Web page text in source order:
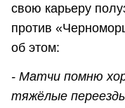
свою карьеру
против
об этом:
- Матчи помню
тяжёлые